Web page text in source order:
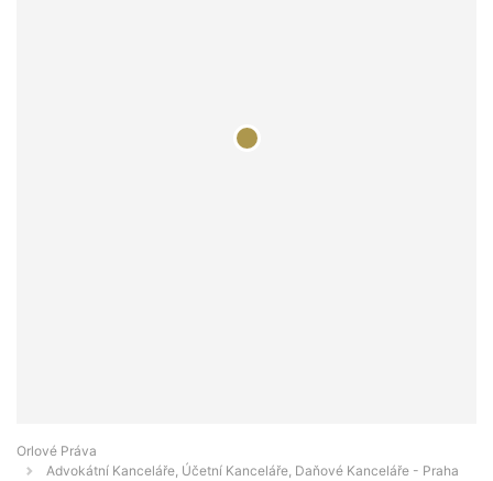
Orlové Práva
Advokátní Kanceláře, Účetní Kanceláře, Daňové Kanceláře - Praha